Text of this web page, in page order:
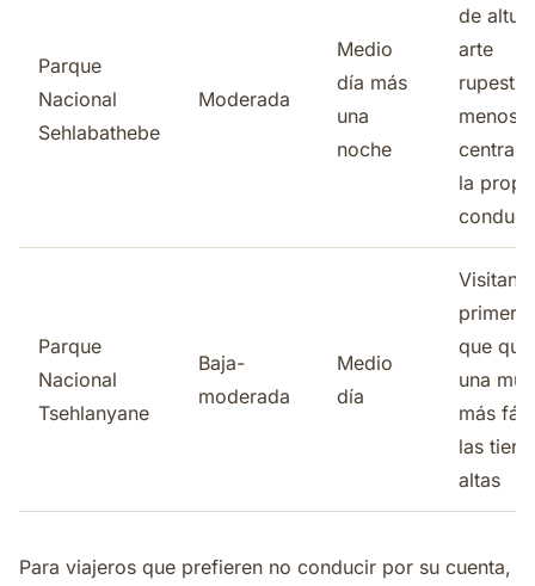
Parque
Nacional
Sehlabathebe
Moderada
Medio
día más
una
noche
de
arte
menos
la
Parque
Nacional
Tsehlanyane
Baja-
moderada
Medio
día
que
una
más
las
altas
Para viajeros que prefieren no conducir por su cuenta,